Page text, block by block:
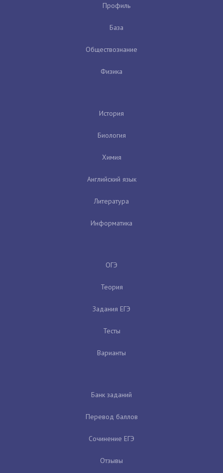
Профиль
База
Обществознание
Физика
История
Биология
Химия
Английский язык
Литература
Информатика
ОГЭ
Теория
Задания ЕГЭ
Тесты
Варианты
Банк заданий
Перевод баллов
Сочинение ЕГЭ
Отзывы